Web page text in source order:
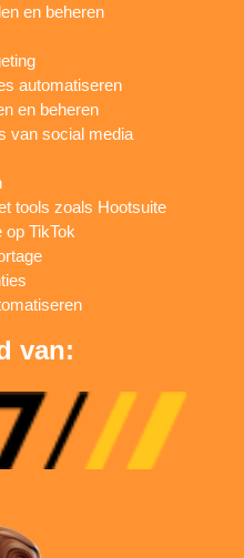
en beheren
automatiseren
en beheren
van social media
tools zoals Hootsuite
op TikTok
van: